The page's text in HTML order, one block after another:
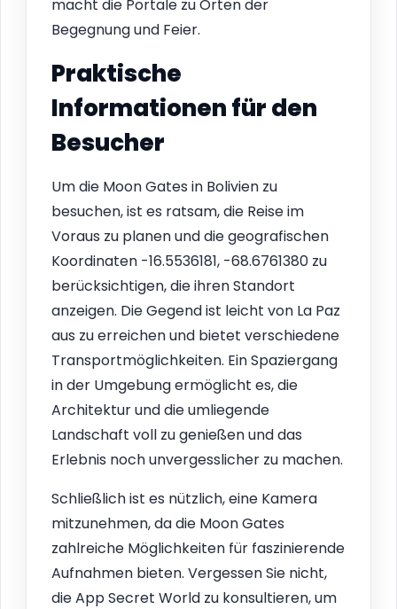
macht die Portale zu Orten der
Begegnung und Feier.
Praktische
Informationen für den
Besucher
Um die Moon Gates in Bolivien zu
besuchen, ist es ratsam, die Reise im
Voraus zu planen und die geografischen
Koordinaten -16.5536181, -68.6761380 zu
berücksichtigen, die ihren Standort
anzeigen. Die Gegend ist leicht von La Paz
aus zu erreichen und bietet verschiedene
Transportmöglichkeiten. Ein Spaziergang
in der Umgebung ermöglicht es, die
Architektur und die umliegende
Landschaft voll zu genießen und das
Erlebnis noch unvergesslicher zu machen.
Schließlich ist es nützlich, eine Kamera
mitzunehmen, da die Moon Gates
zahlreiche Möglichkeiten für faszinierende
Aufnahmen bieten. Vergessen Sie nicht,
die App Secret World zu konsultieren, um